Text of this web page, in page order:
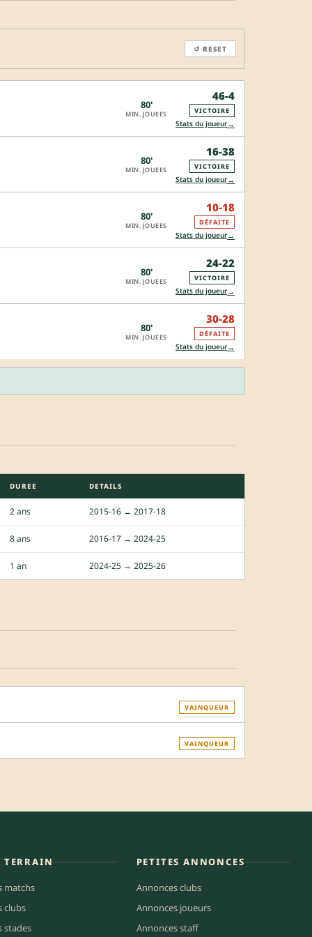
↺ RESET
80'
MIN. JOUEES
46-4
VICTOIRE
Stats du joueur→
80'
MIN. JOUEES
16-38
VICTOIRE
Stats du joueur→
80'
MIN. JOUEES
10-18
DÉFAITE
Stats du joueur→
80'
MIN. JOUEES
24-22
VICTOIRE
Stats du joueur→
80'
MIN. JOUEES
30-28
DÉFAITE
Stats du joueur→
DUREE DETAILS
2 ans 2015-16 → 2017-18
8 ans 2016-17 → 2024-25
1 an 2024-25 → 2025-26
VAINQUEUR
VAINQUEUR
TERRAIN
matchs
clubs
stades
PETITES ANNONCES
Annonces clubs
Annonces joueurs
Annonces staff